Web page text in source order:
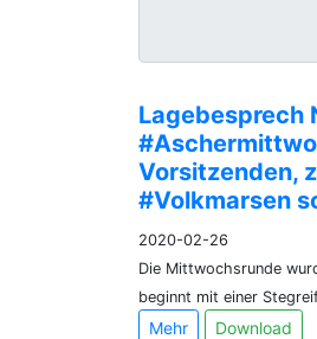
Lagebesprech
Vorsitzenden,
#Volkmarsen
2020-02-26
Die Mittwochsrunde
beginnt mit einer
Mehr Download